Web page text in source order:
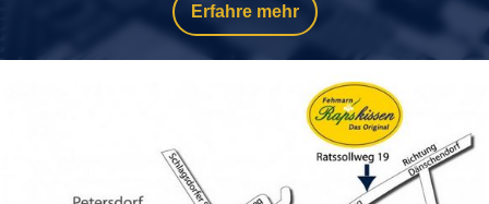
Erfahre mehr